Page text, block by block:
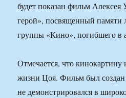
будет показан фильм
герой», посвященный памяти
группы «Кино», погибшего в
Отмечается, что
жизни Цоя. Фильм был создан
не демонстрировался в